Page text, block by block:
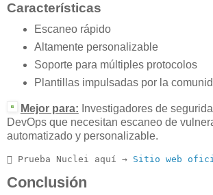
Características
Escaneo rápido
Altamente personalizable
Soporte para múltiples protocolos
Plantillas impulsadas por la
Mejor para: Investigadores de
DevOps que necesitan escaneo de
automatizado y personalizable.
 Prueba Nuclei aquí → Sitio web
Conclusión